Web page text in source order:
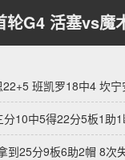
G4 活塞vs魔
班凯罗18中4 坎
10中5得22分5板1助
到25分9板6助2帽 8次